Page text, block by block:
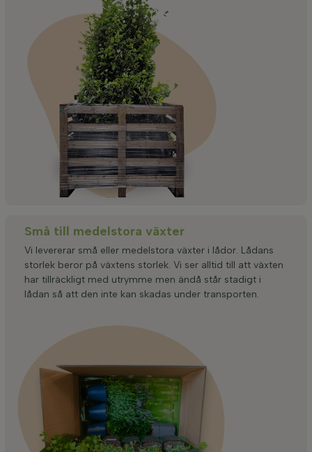
Små till medelstora växter
Vi levererar små eller medelstora växter i lådor. Lådans
storlek beror på växtens storlek. Vi ser alltid till att växten
har tillräckligt med utrymme men ändå står stadigt i
lådan så att den inte kan skadas under transporten.